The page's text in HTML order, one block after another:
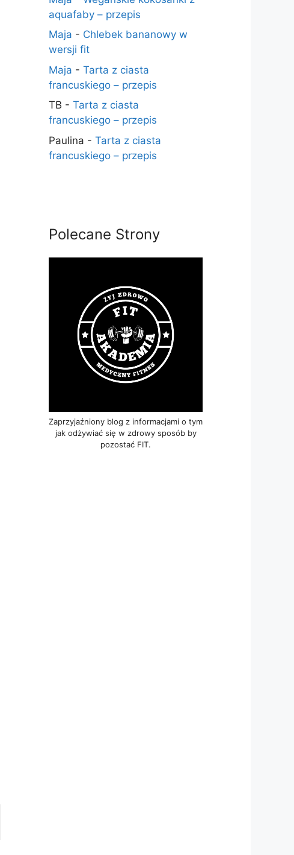
aquafaby – przepis
Maja - Chlebek bananowy w
wersji fit
Maja - Tarta z ciasta
francuskiego – przepis
TB - Tarta z ciasta
francuskiego – przepis
Paulina - Tarta z ciasta
francuskiego – przepis
Polecane Strony
Zaprzyjaźniony blog z informacjami o tym
jak odżywiać się w zdrowy sposób by
pozostać FIT.